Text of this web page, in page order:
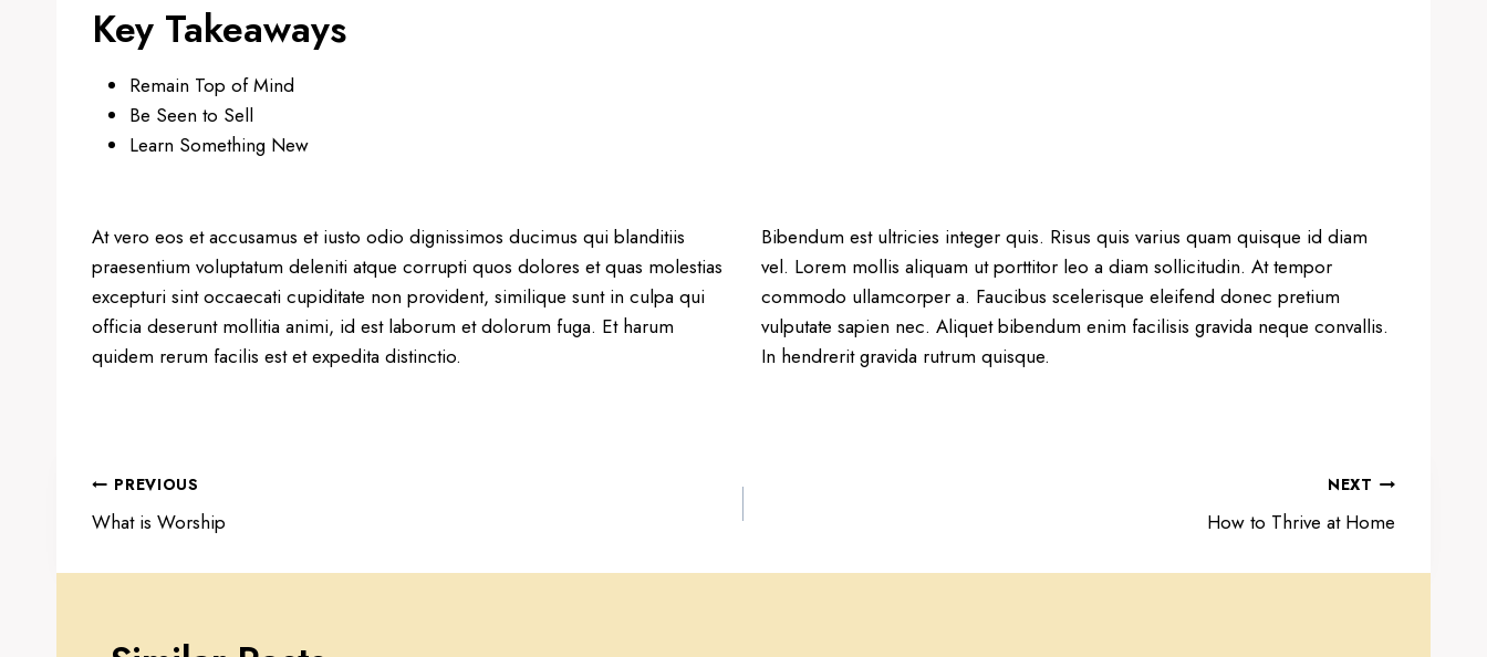
Key Takeaways
Remain Top of Mind
Be Seen to Sell
Learn Something New
At vero eos et accusamus et iusto odio dignissimos ducimus qui blanditiis
praesentium voluptatum deleniti atque corrupti quos dolores et quas molestias
excepturi sint occaecati cupiditate non provident, similique sunt in culpa qui
officia deserunt mollitia animi, id est laborum et dolorum fuga. Et harum
quidem rerum facilis est et expedita distinctio.
Bibendum est ultricies integer quis. Risus quis varius quam quisque id diam
vel. Lorem mollis aliquam ut porttitor leo a diam sollicitudin. At tempor
commodo ullamcorper a. Faucibus scelerisque eleifend donec pretium
vulputate sapien nec. Aliquet bibendum enim facilisis gravida neque convallis.
In hendrerit gravida rutrum quisque.
Post
navigation
PREVIOUS
What is Worship
NEXT
How to Thrive at Home